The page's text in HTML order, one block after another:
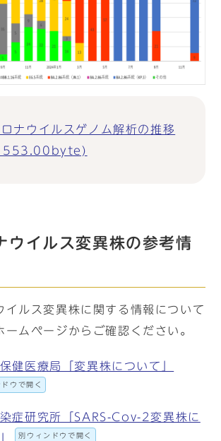
ナウイルスゲノム解析の推移
553.00byte)
ウイルス変異株の参考情
イルス変異株に関する情報について
ームページからご確認ください。
健医療局「変異株について」
ウで開く
症研究所「SARS-Cov-2変異株に
別ウィンドウで開く